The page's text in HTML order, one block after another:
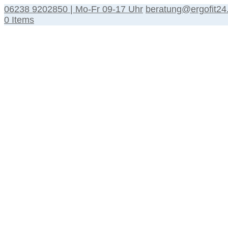
06238 9202850 | Mo-Fr 09-17 Uhr
0 Items